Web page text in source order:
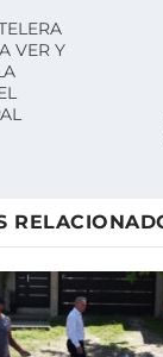
VER Y